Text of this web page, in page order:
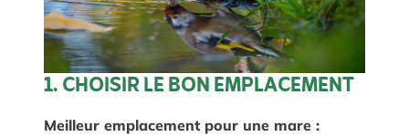
1. CHOISIR LE BON EMPLACEMENT
Meilleur emplacement pour une mare :